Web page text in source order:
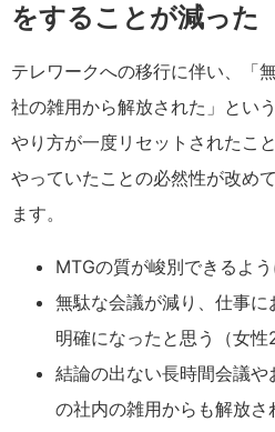
をすることが減った
テレワークへの移行に伴い、「
社の雑用から解放された」とい
やり方が一度リセットされたこ
やっていたことの必然性が改め
ます。
MTGの質が峻別できるよ
無駄な会議が減り、仕事
明確になったと思う（女性
結論の出ない長時間会議
の社内の雑用からも解放